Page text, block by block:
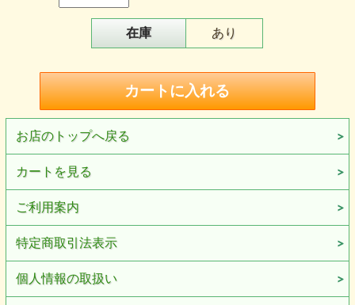
在庫 あり
お店のトップへ戻る
カートを見る
ご利用案内
特定商取引法表示
個人情報の取扱い